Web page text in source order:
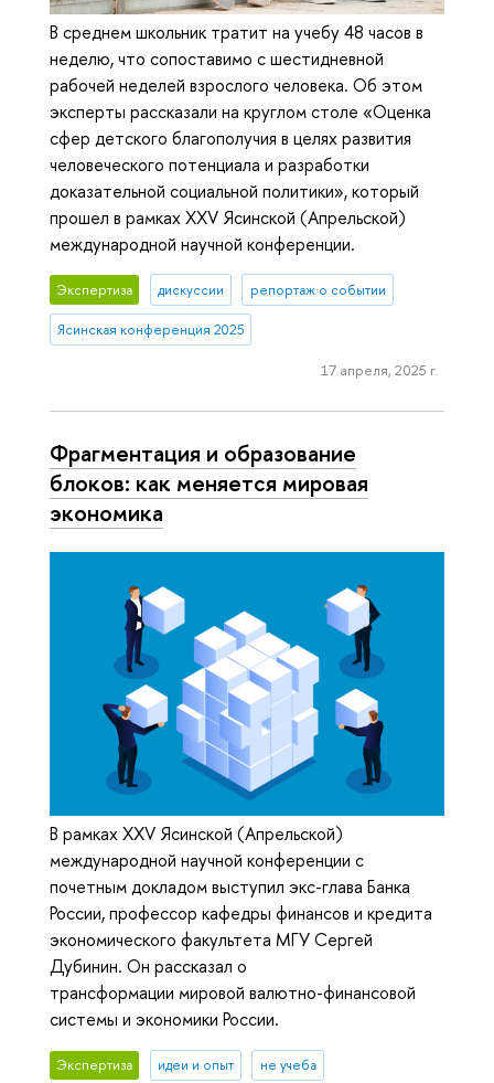
В среднем школьник тратит на учебу 48 часов в
неделю, что сопоставимо с шестидневной
рабочей неделей взрослого человека. Об этом
эксперты рассказали на круглом столе «Оценка
сфер детского благополучия в целях развития
человеческого потенциала и разработки
доказательной социальной политики», который
прошел в рамках XXV Ясинской (Апрельской)
международной научной конференции.
Экспертиза дискуссии репортаж о событии
Ясинская конференция 2025
17 апреля, 2025 г.
Фрагментация и образование
блоков: как меняется мировая
экономика
В рамках XXV Ясинской (Апрельской)
международной научной конференции с
почетным докладом выступил экс-глава Банка
России, профессор кафедры финансов и кредита
экономического факультета МГУ Сергей
Дубинин. Он рассказал о
трансформации мировой валютно-финансовой
системы и экономики России.
Экспертиза идеи и опыт не учеба